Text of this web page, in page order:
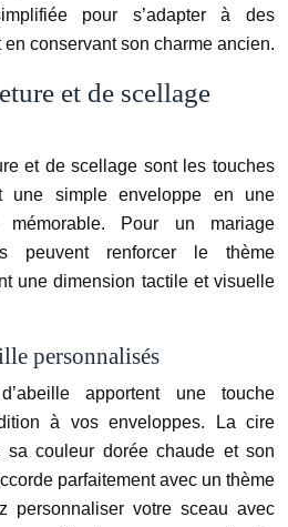
pour s’adapter à des
conservant son charme ancien.
et de scellage
et de scellage sont les touches
une simple enveloppe en une
Pour un mariage
peuvent renforcer le thème
une dimension tactile et visuelle
personnalisés
apportent une touche
à vos enveloppes. La cire
sa couleur dorée chaude et son
parfaitement avec un thème
personnaliser votre sceau avec